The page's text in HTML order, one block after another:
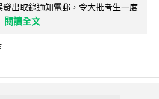
出取錄通知電郵，令大批考生一度
閱讀全文